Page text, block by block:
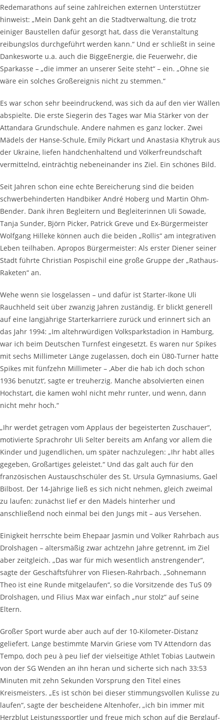
Redemarathons auf seine zahlreichen externen Unterstützer
hinweist: „Mein Dank geht an die Stadtverwaltung, die trotz
einiger Baustellen dafür gesorgt hat, dass die Veranstaltung
reibungslos durchgeführt werden kann.“ Und er schließt in seine
Dankesworte u.a. auch die BiggeEnergie, die Feuerwehr, die
Sparkasse – „die immer an unserer Seite steht“ – ein. „Ohne sie
wäre ein solches Großereignis nicht zu stemmen.“
Es war schon sehr beeindruckend, was sich da auf den vier Wällen
abspielte. Die erste Siegerin des Tages war Mia Stärker von der
Attandara Grundschule. Andere nahmen es ganz locker. Zwei
Mädels der Hanse-Schule, Emily Pickart und Anastasia Khytruk aus
der Ukraine, liefen händchenhaltend und Völkerfreundschaft
vermittelnd, einträchtig nebeneinander ins Ziel. Ein schönes Bild.
Seit Jahren schon eine echte Bereicherung sind die beiden
schwerbehinderten Handbiker André Hoberg und Martin Ohm-
Bender. Dank ihren Begleitern und Begleiterinnen Uli Sowade,
Tanja Sunder, Björn Picker, Patrick Greve und Ex-Bürgermeister
Wolfgang Hilleke können auch die beiden „Rollis“ am integrativen
Leben teilhaben. Apropos Bürgermeister: Als erster Diener seiner
Stadt führte Christian Pospischil eine große Gruppe der „Rathaus-
Raketen“ an.
Wehe wenn sie losgelassen – und dafür ist Starter-Ikone Uli
Rauchheld seit über zwanzig Jahren zuständig. Er blickt generell
auf eine langjährige Starterkarriere zurück und erinnert sich an
das Jahr 1994: „Im altehrwürdigen Volksparkstadion in Hamburg,
war ich beim Deutschen Turnfest eingesetzt. Es waren nur Spikes
mit sechs Millimeter Länge zugelassen, doch ein Ü80-Turner hatte
Spikes mit fünfzehn Millimeter – ‚Aber die hab ich doch schon
1936 benutzt‘, sagte er treuherzig. Manche absolvierten einen
Hochstart, die kamen wohl nicht mehr runter, und wenn, dann
nicht mehr hoch.“
„Ihr werdet getragen vom Applaus der begeisterten Zuschauer“,
motivierte Sprachrohr Uli Selter bereits am Anfang vor allem die
Kinder und Jugendlichen, um später nachzulegen: „Ihr habt alles
gegeben, Großartiges geleistet.“ Und das galt auch für den
französischen Austauschschüler des St. Ursula Gymnasiums, Gael
Bilbost. Der 14-Jährige ließ es sich nicht nehmen, gleich zweimal
zu laufen: zunächst lief er den Mädels hinterher und
anschließend noch einmal bei den Jungs mit – aus Versehen.
Einigkeit herrschte beim Ehepaar Jasmin und Volker Rahrbach aus
Drolshagen – altersmäßig zwar achtzehn Jahre getrennt, im Ziel
aber zeitgleich. „Das war für mich wesentlich anstrengender“,
sagte der Geschäftsführer von Fliesen-Rahrbach. „Sohnemann
Theo ist eine Runde mitgelaufen“, so die Vorsitzende des TuS 09
Drolshagen, und Filius Max war einfach „nur stolz“ auf seine
Eltern.
Großer Sport wurde aber auch auf der 10-Kilometer-Distanz
geliefert. Lange bestimmte Marvin Griese vom TV Attendorn das
Tempo, doch peu à peu lief der vielseitige Athlet Tobias Lautwein
von der SG Wenden an ihn heran und sicherte sich nach 33:53
Minuten mit zehn Sekunden Vorsprung den Titel eines
Kreismeisters. „Es ist schön bei dieser stimmungsvollen Kulisse zu
laufen“, sagte der bescheidene Altenhofer, „ich bin immer mit
Herzblut Leistungssportler und freue mich schon auf die Berglauf-